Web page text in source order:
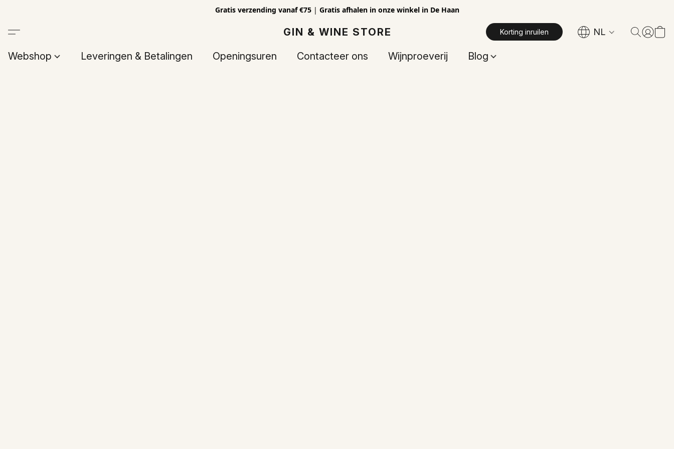
Gratis verzending vanaf €75| Gratis afhalen in onze winkel in De Haan
GIN & WINE STORE Korting inruilen NL
Webshop Leveringen & Betalingen Openingsuren Contacteer ons Wijnproeverij Blog